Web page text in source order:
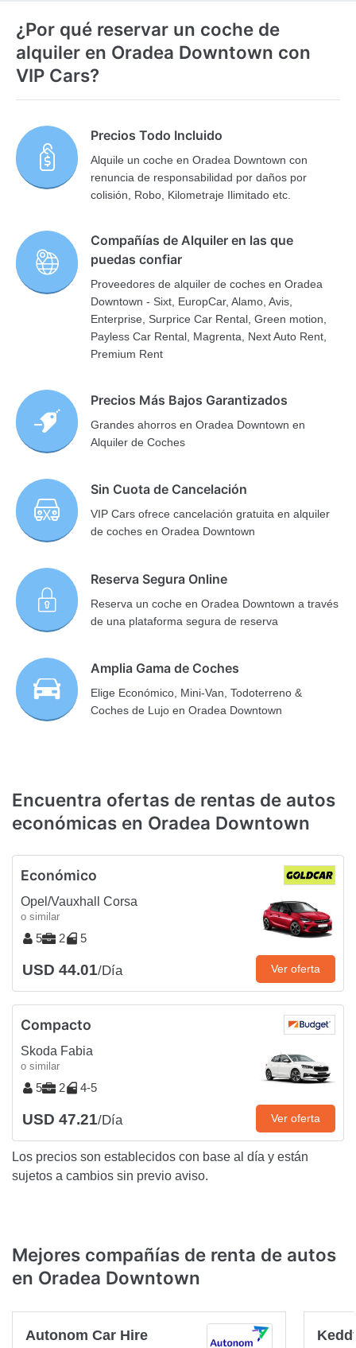
¿Por qué reservar un coche de
alquiler en Oradea Downtown con
VIP Cars?
Precios Todo Incluido
Alquile un coche en Oradea Downtown con
renuncia de responsabilidad por daños por
colisión, Robo, Kilometraje Ilimitado etc.
Compañías de Alquiler en las que
puedas confiar
Proveedores de alquiler de coches en Oradea
Downtown - Sixt, EuropCar, Alamo, Avis,
Enterprise, Surprice Car Rental, Green motion,
Payless Car Rental, Magrenta, Next Auto Rent,
Premium Rent
Precios Más Bajos Garantizados
Grandes ahorros en Oradea Downtown en
Alquiler de Coches
Sin Cuota de Cancelación
VIP Cars ofrece cancelación gratuita en alquiler
de coches en Oradea Downtown
Reserva Segura Online
Reserva un coche en Oradea Downtown a través
de una plataforma segura de reserva
Amplia Gama de Coches
Elige Económico, Mini-Van, Todoterreno &
Coches de Lujo en Oradea Downtown
Encuentra ofertas de rentas de autos
económicas en Oradea Downtown
Económico
Opel/Vauxhall Corsa
o similar
5 2 5
USD 44.01/Día Ver oferta
Compacto
Skoda Fabia
o similar
5 2 4-5
USD 47.21/Día Ver oferta
Los precios son establecidos con base al día y están
sujetos a cambios sin previo aviso.
Mejores compañías de renta de autos
en Oradea Downtown
Autonom Car Hire